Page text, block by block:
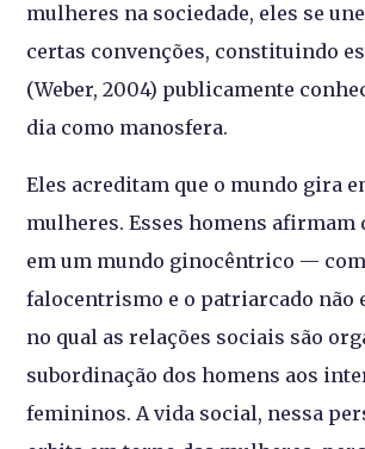
mulheres na sociedade, eles se
certas convenções, constituindo
(Weber, 2004) publicamente
dia como manosfera.
Eles acreditam que o mundo gira
mulheres. Esses homens afirmam
em um mundo ginocêntrico —
falocentrismo e o patriarcado não
no qual as relações sociais são
subordinação dos homens aos
femininos. A vida social, nessa